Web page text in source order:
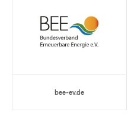
bee-ev.de